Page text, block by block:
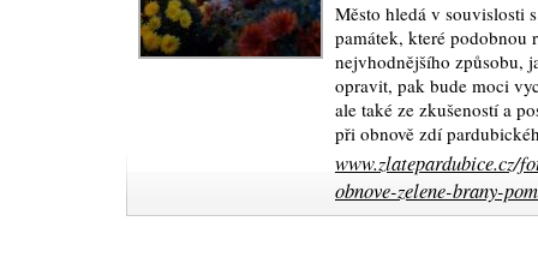
Město hledá v souvislosti
památek, které
nejvhodnějšího způsobu,
opravit, pak bude moci
ale také ze zkušeností a
při obnově zdí
www.zlatepardubice.cz/
obnove-zelene-brany-